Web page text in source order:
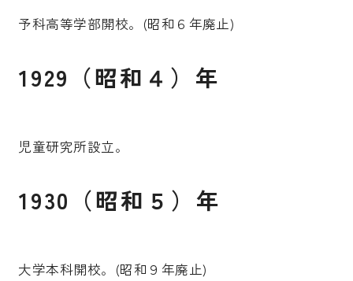
予科高等学部開校。(昭和６年廃止)
1929（昭和４）年
児童研究所設立。
1930（昭和５）年
大学本科開校。(昭和９年廃止)